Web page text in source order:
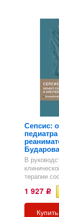
Сепсис:
В
терапии
1 927 Р